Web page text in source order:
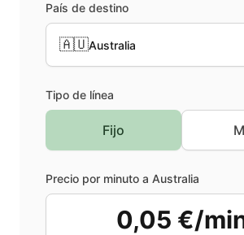
País de destino
🇦🇺Australia
Tipo de línea
Fijo
Precio por minuto a Australia
0,05 €/